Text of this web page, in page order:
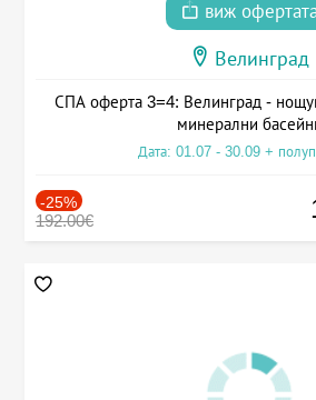
виж
Велинград
СПА оферта 3=4: Велинград -
минерални
Дата: 01.07 - 30.09 +
-25%
192.00€